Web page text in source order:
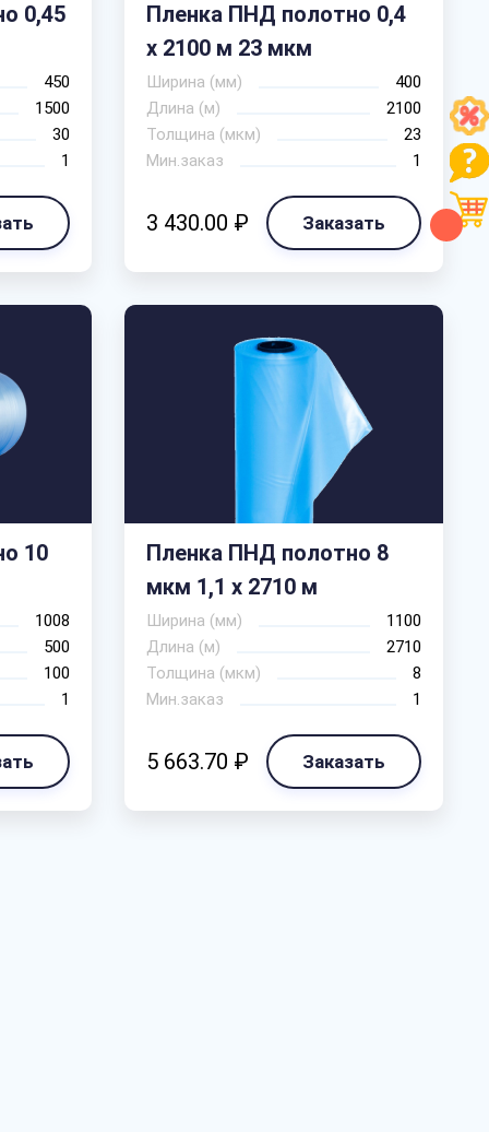
Рассчитать
0,45
450
1500
30
1
Пленка ПНД полотно 0,4
х 2100 м 23 мкм
Ширина (мм)
400
Длина (м)
2100
Толщина (мкм)
23
Мин.заказ
1
3 430.00 ₽ Заказать
10
1008
500
100
1
Пленка ПНД полотно 8
мкм 1,1 х 2710 м
Ширина (мм)
1100
Длина (м)
2710
Толщина (мкм)
8
Мин.заказ
1
5 663.70 ₽ Заказать